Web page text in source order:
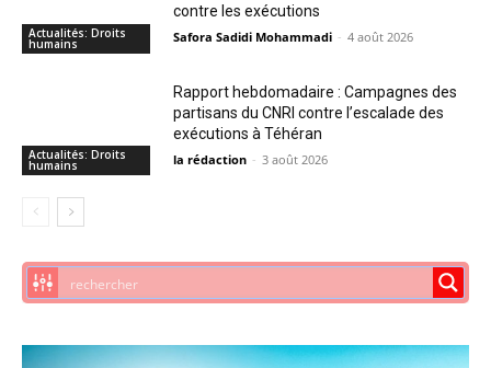
Actualités: Droits
humains
contre les exécutions
Safora Sadidi Mohammadi - 4 août 2026
Actualités: Droits
humains
Rapport hebdomadaire : Campagnes des
partisans du CNRI contre l’escalade des
exécutions à Téhéran
la rédaction - 3 août 2026